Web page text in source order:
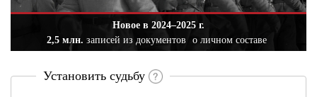
Новое в 2024–2025 г.
2,5 млн. записей из документов о личном составе
Установить судьбу